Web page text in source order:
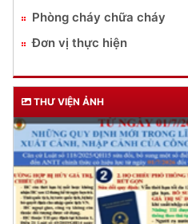
Phòng cháy chữa cháy
Đơn vị thực hiện
THƯ VIỆN ẢNH